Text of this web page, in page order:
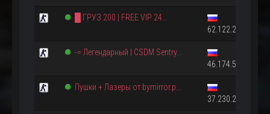
█ ГРУЗ 200 | FREE VIP 24...
-= Легендарный | CSDM Sentry...
Пушки + Лазеры от bymirror.p...